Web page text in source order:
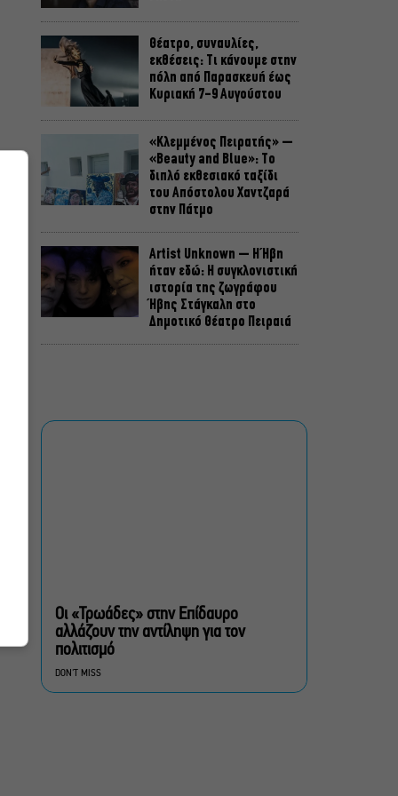
Θέατρο, συναυλίες,
εκθέσεις: Τι κάνουμε στην
πόλη από Παρασκευή έως
Κυριακή 7-9 Αυγούστου
«Κλεμμένος Πειρατής» –
«Beauty and Blue»: Το
διπλό εκθεσιακό ταξίδι
του Απόστολου Χαντζαρά
στην Πάτμο
Artist Unknown – Η Ήβη
ήταν εδώ: Η συγκλονιστική
ιστορία της ζωγράφου
Ήβης Στάγκαλη στο
Δημοτικό Θέατρο Πειραιά
δημιουργία ορχήστρας
“αντίο” στο Α’
Νεκροταφείο Αθηνών
αθηναϊκά θέατρα θα δούμε
Οι «Τρωάδες» στην Επίδαυρο
αλλάζουν την αντίληψη για τον
πολιτισμό
DON'T MISS